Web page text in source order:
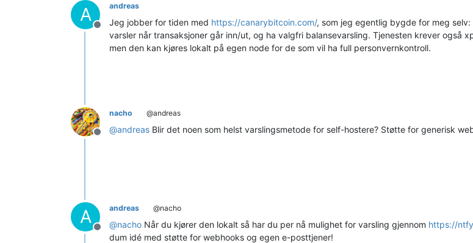
A
Frakoblet
andreas
Jeg jobber for tiden med https://canarybitcoin.com/, som jeg egentlig bygde for meg
varsler når transaksjoner går inn/ut, og ha valgfri balansevarsling. Tjenesten krever
men den kan kjøres lokalt på egen node for de som vil ha full personvernkontroll.
Frakoblet
nacho @andreas
@andreas Blir det noen som helst varslingsmetode for self-hostere? Støtte for generisk
A
Frakoblet
andreas @nacho
@nacho Når du kjører den lokalt så har du per nå mulighet for varsling gjennom https://
dum idé med støtte for webhooks og egen e-posttjener!